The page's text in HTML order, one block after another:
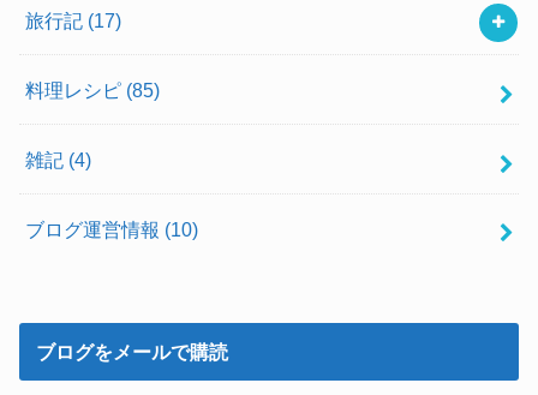
旅行記 (17)
料理レシピ (85)
雑記 (4)
ブログ運営情報 (10)
ブログをメールで購読